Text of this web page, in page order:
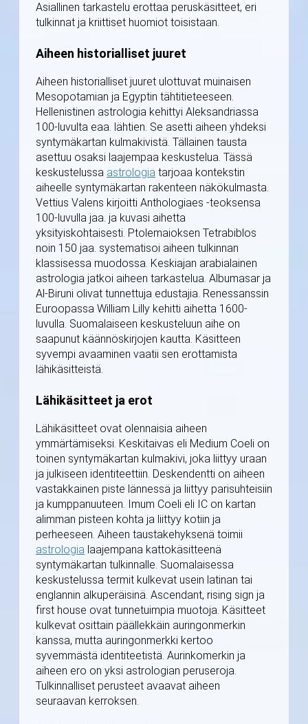
Asiallinen tarkastelu erottaa peruskäsitteet, eri
tulkinnat ja kriittiset huomiot toisistaan.
Aiheen historialliset juuret
Aiheen historialliset juuret ulottuvat muinaisen
Mesopotamian ja Egyptin tähtitieteeseen.
Hellenistinen astrologia kehittyi Aleksandriassa
100-luvulta eaa. lähtien. Se asetti aiheen yhdeksi
syntymäkartan kulmakivistä. Tällainen tausta
asettuu osaksi laajempaa keskustelua. Tässä
keskustelussa astrologia tarjoaa kontekstin
aiheelle syntymäkartan rakenteen näkökulmasta.
Vettius Valens kirjoitti Anthologiaes -teoksensa
100-luvulla jaa. ja kuvasi aihetta
yksityiskohtaisesti. Ptolemaioksen Tetrabiblos
noin 150 jaa. systematisoi aiheen tulkinnan
klassisessa muodossa. Keskiajan arabialainen
astrologia jatkoi aiheen tarkastelua. Albumasar ja
Al-Biruni olivat tunnettuja edustajia. Renessanssin
Euroopassa William Lilly kehitti aihetta 1600-
luvulla. Suomalaiseen keskusteluun aihe on
saapunut käännöskirjojen kautta. Käsitteen
syvempi avaaminen vaatii sen erottamista
lähikäsitteistä.
Lähikäsitteet ja erot
Lähikäsitteet ovat olennaisia aiheen
ymmärtämiseksi. Keskitaivas eli Medium Coeli on
toinen syntymäkartan kulmakivi, joka liittyy uraan
ja julkiseen identiteettiin. Deskendentti on aiheen
vastakkainen piste lännessä ja liittyy parisuhteisiin
ja kumppanuuteen. Imum Coeli eli IC on kartan
alimman pisteen kohta ja liittyy kotiin ja
perheeseen. Aiheen taustakehyksenä toimii
astrologia laajempana kattokäsitteenä
syntymäkartan tulkinnalle. Suomalaisessa
keskustelussa termit kulkevat usein latinan tai
englannin alkuperäisinä. Ascendant, rising sign ja
first house ovat tunnetuimpia muotoja. Käsitteet
kulkevat osittain päällekkäin auringonmerkin
kanssa, mutta auringonmerkki kertoo
syvemmästä identiteetistä. Aurinkomerkin ja
aiheen ero on yksi astrologian peruseroja.
Tulkinnalliset perusteet avaavat aiheen
seuraavan kerroksen.